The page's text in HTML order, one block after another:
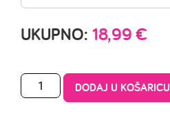
UKUPNO: 18,99€
DODAJ U KOŠARICU